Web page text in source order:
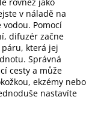
rovněž jako
v náladě na
Pomocí
difuzér začne
která jej
Správná
cesty a může
ekzémy nebo
nastavíte